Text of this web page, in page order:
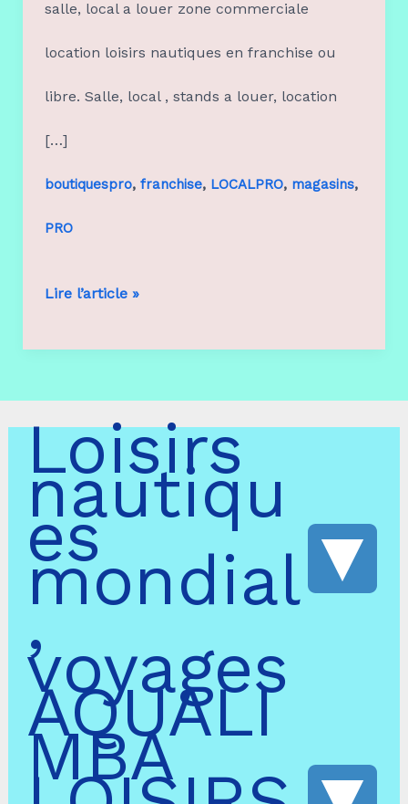
salle, local a louer zone commerciale
location loisirs nautiques en franchise ou
libre. Salle, local , stands a louer, location
[…]
boutiquespro, franchise, LOCALPRO, magasins,
PRO
Salle,
louer,
Parc
loisirs
virtuel
ou
libre
zone
Lire l’article »
Loisirs
nautiqu
es
mondial
,
voyages
AQUALI
MBA